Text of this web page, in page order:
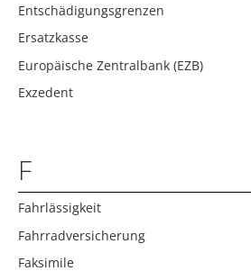
Entschädigungsgrenzen
Ersatzkasse
Europäische Zentralbank (EZB)
Exzedent
F
Fahrlässigkeit
Fahrradversicherung
Faksimile